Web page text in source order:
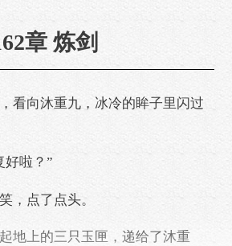
章 炼剑
向沐重九，冰冷的眸子里闪过
啦？”
点了点头。
上的三只玉匣，递给了沐重